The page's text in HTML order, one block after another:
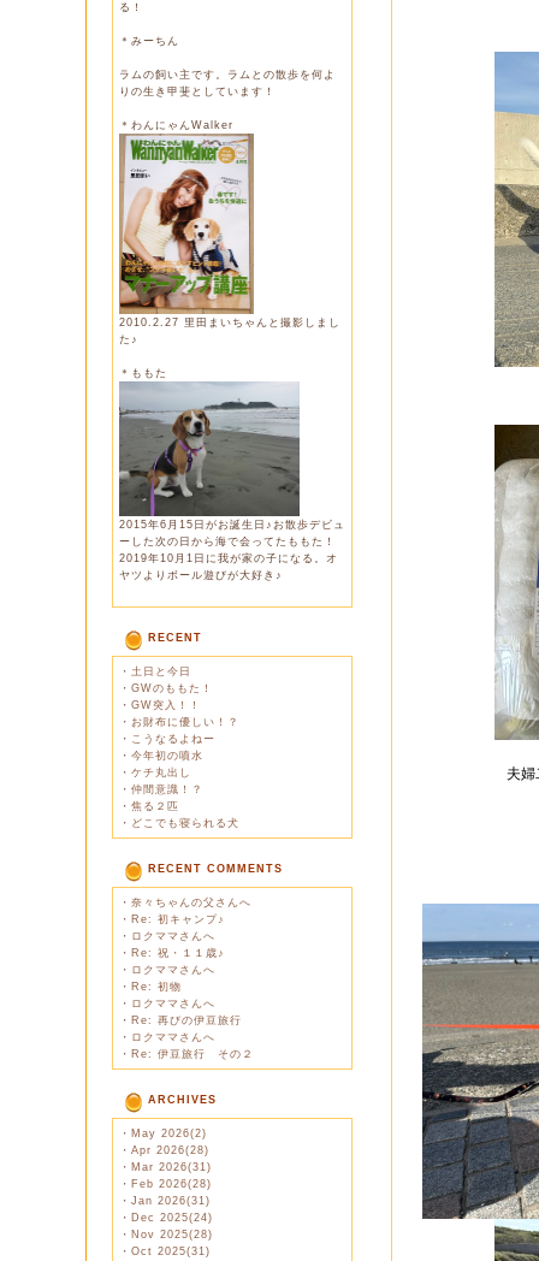
る！
＊みーちん
ラムの飼い主です。ラムとの散歩を何よ
りの生き甲斐としています！
＊わんにゃんWalker
2010.2.27 里田まいちゃんと撮影しまし
た♪
＊ももた
2015年6月15日がお誕生日♪お散歩デビュ
ーした次の日から海で会ってたももた！
2019年10月1日に我が家の子になる。オ
ヤツよりボール遊びが大好き♪
RECENT
・ 土日と今日
・ GWのももた！
・ GW突入！！
・ お財布に優しい！？
・ こうなるよねー
・ 今年初の噴水
・ ケチ丸出し
・ 仲間意識！？
・ 焦る２匹
・ どこでも寝られる犬
RECENT COMMENTS
・ 奈々ちゃんの父さんへ
・ Re: 初キャンプ♪
・ ロクママさんへ
・ Re: 祝・１１歳♪
・ ロクママさんへ
・ Re: 初物
・ ロクママさんへ
・ Re: 再びの伊豆旅行
・ ロクママさんへ
・ Re: 伊豆旅行 その２
ARCHIVES
・ May 2026(2)
・ Apr 2026(28)
・ Mar 2026(31)
・ Feb 2026(28)
・ Jan 2026(31)
・ Dec 2025(24)
・ Nov 2025(28)
・ Oct 2025(31)
夫